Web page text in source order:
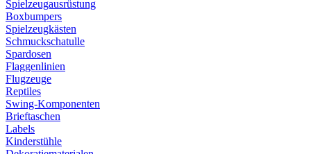
Spielzeugausrüstung
Boxbumpers
Spielzeugkästen
Schmuckschatulle
Spardosen
Flaggenlinien
Flugzeuge
Reptiles
Swing-Komponenten
Brieftaschen
Labels
Kinderstühle